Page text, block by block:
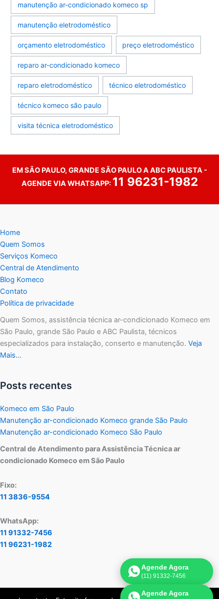
manutenção ar-condicionado komeco sp
manutenção eletrodoméstico
orçamento eletrodoméstico preço eletrodoméstico
reparo ar-condicionado komeco
reparo eletrodoméstico técnico eletrodoméstico
técnico komeco são paulo
visita técnica eletrodoméstico
EM SÃO PAULO, GRANDE SÃO PAULO A ABC PAULISTA -
AGENDE VIA WHATSAPP: 11 96231-1982
Home
Quem Somos
Serviços Komeco
Central de Atendimento
Blog Komeco
Contato
Política de privacidade
Quem Somos, assistência técnica ar-condicionado Komeco em
São Paulo, grande São Paulo e ABC Paulista, técnicos
especializados para instalação, conserto e manutenção. Veja
Mais…
Posts recentes
Komeco em São Paulo
Manutenção ar-condicionado Komeco grande São Paulo
Manutenção ar-condicionado Komeco São Paulo
Central de Atendimento para Assistência Técnica ar
condicionado Komeco em São Paulo
Fixo:
11 3836-9554
WhatsApp:
11 91332-7456
11 96231-1982
Agende Agora
(11) 91332-7456
Agende Agora